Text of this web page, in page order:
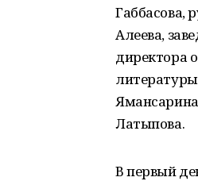
Габбасова,
Алеева,
директора
Латыпова.
В первый